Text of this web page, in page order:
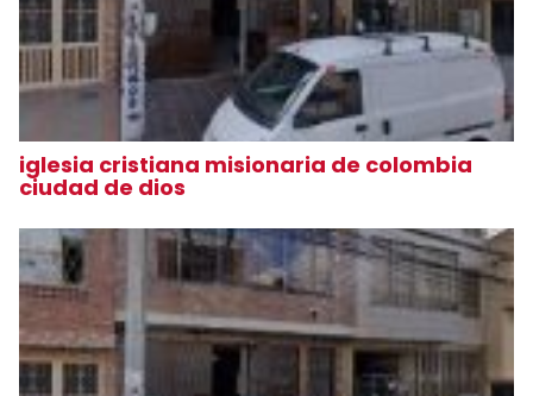
iglesia cristiana misionaria de colombia
ciudad de dios